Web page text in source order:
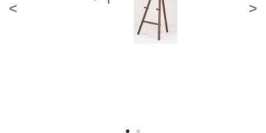
< >